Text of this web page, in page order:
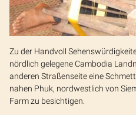
Zu der Handvoll
nördlich gelegene Cambodia
anderen Straßenseite eine
nahen Phuk, nordwestlich von
Farm zu besichtigen.